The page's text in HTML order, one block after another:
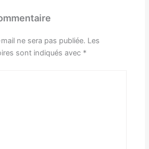
ne sera pas publiée. Les
sont indiqués avec *